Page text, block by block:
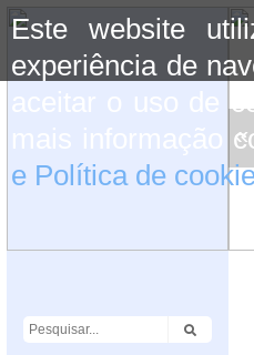
Este website
experiência de
aceitar o uso de
mais informação
e Política de
«